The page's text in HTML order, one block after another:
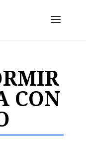
CON